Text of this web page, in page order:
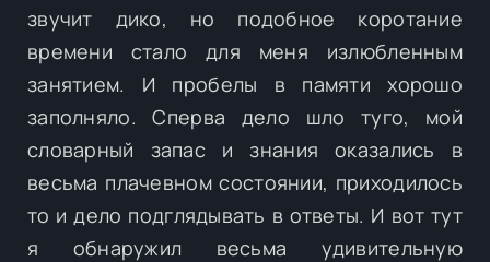
звучит дико, но подобное коротание
времени стало для меня излюбленным
занятием. И пробелы в памяти хорошо
заполняло. Сперва дело шло туго, мой
словарный запас и знания оказались в
весьма плачевном состоянии, приходилось
то и дело подглядывать в ответы. И вот тут
я обнаружил весьма удивительную